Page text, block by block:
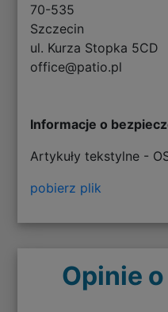
70-535
Szczecin
ul. Kurza Stopka 5CD
office@patio.pl
Informacje o
Artykuły tekstylne -
pobierz plik
Opinie